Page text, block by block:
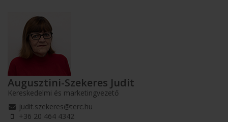
Augusztini-Szekeres Judit
Kereskedelmi és marketingvezető
judit.szekeres@terc.hu
+36 20 464 4342